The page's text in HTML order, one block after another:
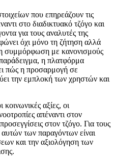
που επηρεάζουν τις
στο διαδικτυακό τζόγο και
για τους αναλυτές της
όχι μόνο τη ζήτηση αλλά
συμμόρφωση με κανονισμούς
η πλατφόρμα
πώς η προσαρμογή σε
την εμπλοκή των χρηστών και
αξίες, οι
απέναντι στον
στον τζόγο. Για τους
των παραγόντων είναι
και την αξιολόγηση των